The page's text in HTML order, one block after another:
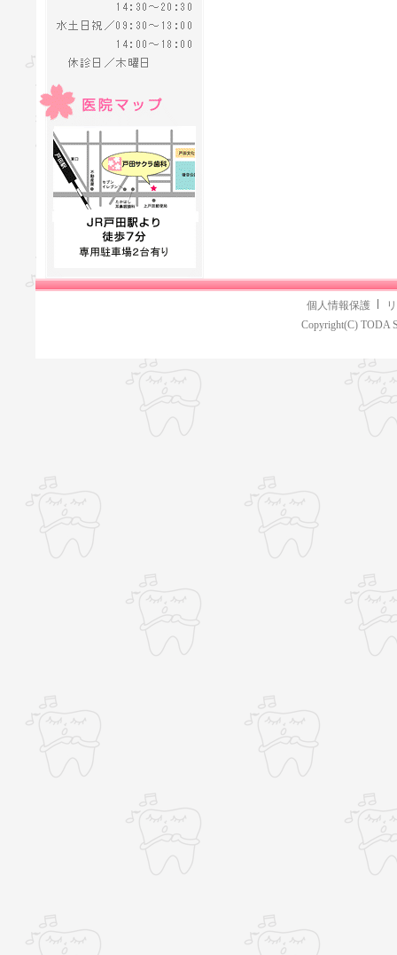
個人情報保護
Copyright(C) TODA